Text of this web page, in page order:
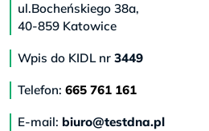
ul.Bocheńskiego 38a,
40-859 Katowice
Wpis do KIDL nr 3449
Telefon: 665 761 161
E-mail: biuro@testdna.pl